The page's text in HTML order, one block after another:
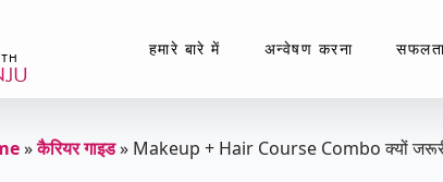
हमारे बारे में अन्वेषण करना
»कैरियर गाइड» Makeup + Hair Course Combo क्यों